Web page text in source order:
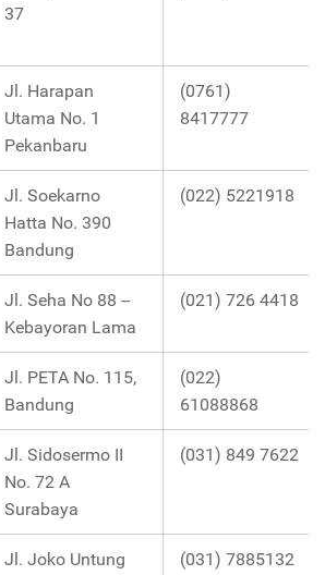
37
Jl. Harapan
Utama No. 1
Pekanbaru
(0761)
8417777
Jl. Soekarno
Hatta No. 390
Bandung
(022) 5221918
Jl. Seha No 88 --
Kebayoran Lama
(021) 726 4418
Jl. PETA No. 115,
Bandung
(022)
61088868
Jl. Sidosermo II
No. 72 A
Surabaya
(031) 849 7622
Jl. Joko Untung
(031) 7885132